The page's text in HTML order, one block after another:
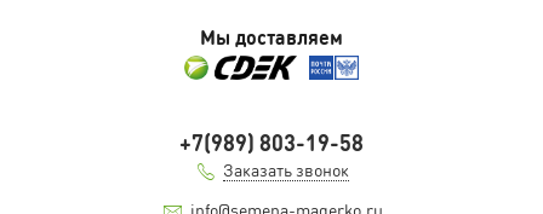
Мы доставляем
+7(989) 803-19-58
Заказать звонок
info@semena-magerko.ru